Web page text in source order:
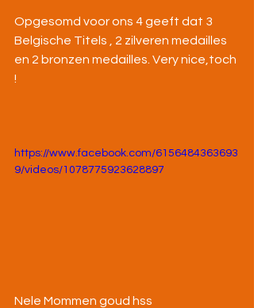
Opgesomd voor ons 4 geeft dat 3
Belgische Titels , 2 zilveren medailles
en 2 bronzen medailles. Very nice,toch
!
https://www.facebook.com/6156484363693
9/videos/1078775923628897
Nele Mommen goud hss